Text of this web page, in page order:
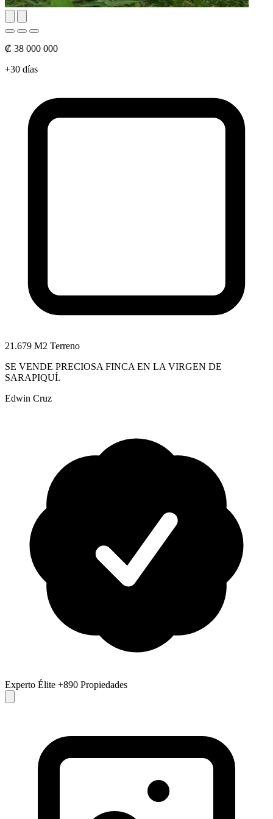
₡ 38 000 000
+30 días
21.679 M2 Terreno
SE VENDE PRECIOSA FINCA EN LA VIRGEN DE
SARAPIQUÍ.
Edwin Cruz
Experto Élite +890 Propiedades